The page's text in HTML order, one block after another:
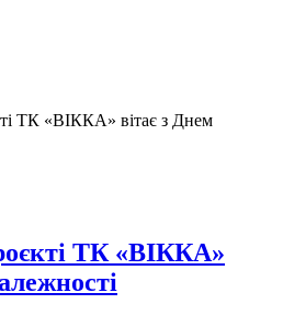
ТК «ВІККА» вітає з Днем
ТК «ВІККА»